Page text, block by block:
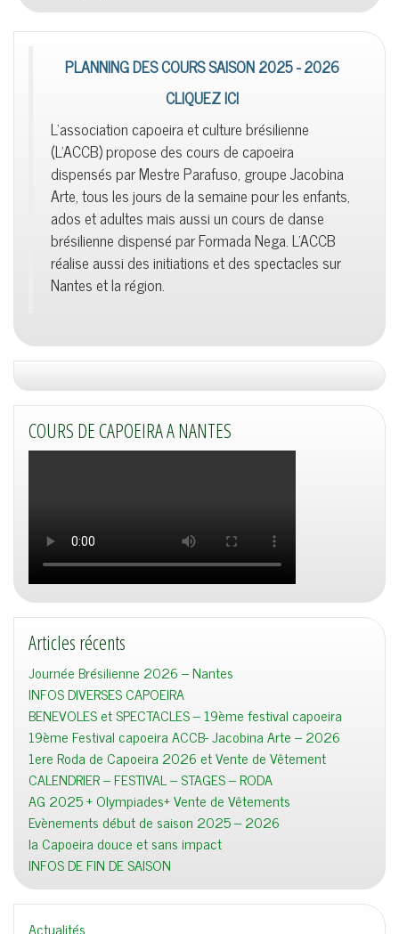
PLANNING DES COURS SAISON 2025 - 2026
CLIQUEZ ICI
L'association capoeira et culture brésilienne
(L'ACCB) propose des cours de capoeira
dispensés par Mestre Parafuso, groupe Jacobina
Arte, tous les jours de la semaine pour les enfants,
ados et adultes mais aussi un cours de danse
brésilienne dispensé par Formada Nega. L'ACCB
réalise aussi des initiations et des spectacles sur
Nantes et la région.
COURS DE CAPOEIRA A NANTES
Articles récents
Journée Brésilienne 2026 – Nantes
INFOS DIVERSES CAPOEIRA
BENEVOLES et SPECTACLES – 19ème festival capoeira
19ème Festival capoeira ACCB- Jacobina Arte – 2026
1ere Roda de Capoeira 2026 et Vente de Vêtement
CALENDRIER – FESTIVAL – STAGES – RODA
AG 2025 + Olympiades+ Vente de Vêtements
Evènements début de saison 2025 – 2026
la Capoeira douce et sans impact
INFOS DE FIN DE SAISON
Actualités